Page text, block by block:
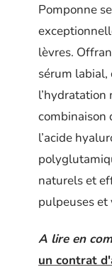
Pomponne
lèvres.
sérum labial,
l’hydratation
combinaison
l’acide
naturels et
pulpeuses
A lire en
un contrat